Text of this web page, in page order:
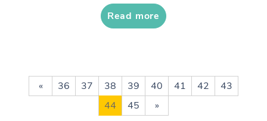
Read more
« 36 37 38 39 40 41 42
43
44
45 »